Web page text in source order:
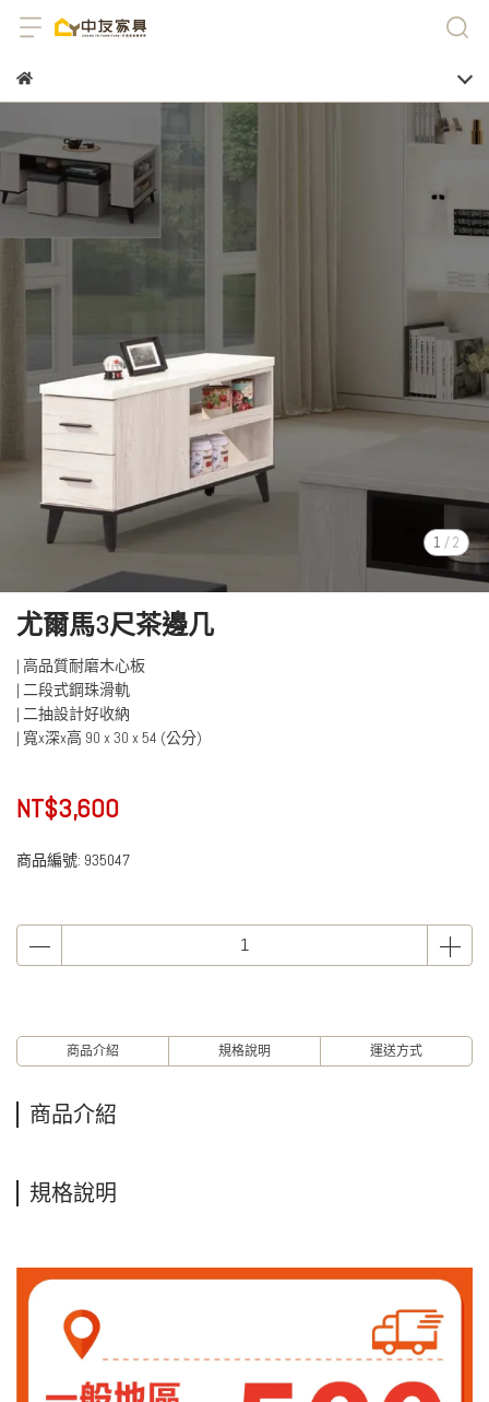
1 /2
尤爾馬3尺茶邊几
| 高品質耐磨木心板
| 二段式鋼珠滑軌
| 二抽設計好收納
| 寬x深x高 90 x 30 x 54 (公分)
NT$3,600
商品編號: 935047
商品介紹 規格說明 運送方式
商品介紹
規格說明